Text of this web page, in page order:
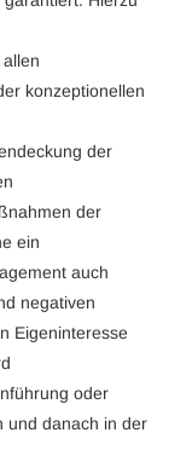
konzeptionellen
der
der
ein
auch
negativen
Eigeninteresse
oder
und danach in der